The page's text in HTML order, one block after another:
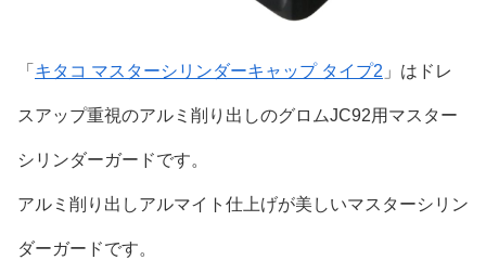
「 キタコ マスターシリンダーキャップ タイプ2 」はドレ
スアップ重視のアルミ削り出しのグロムJC92用マスター
シリンダーガードです。
アルミ削り出しアルマイト仕上げが美しいマスターシリン
ダーガードです。